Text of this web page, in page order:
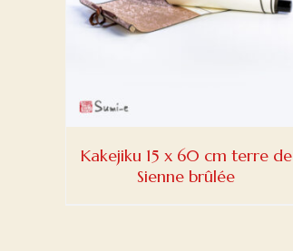
Kakejiku 15 x 60 cm terre de
Sienne brûlée
DETAILS